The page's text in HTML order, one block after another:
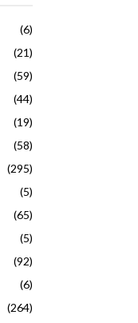
(6)
(21)
(59)
(44)
(19)
(58)
(295)
(5)
(65)
(5)
(92)
(6)
(264)